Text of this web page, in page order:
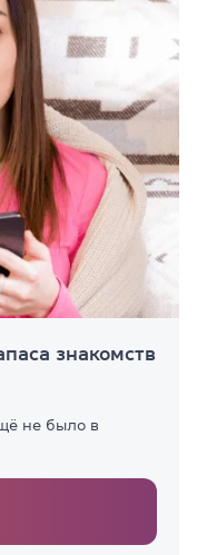
знакомств
не было в